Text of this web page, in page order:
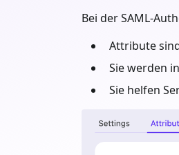
Bei der SAML-
Attribute
Sie werden
Sie helfen